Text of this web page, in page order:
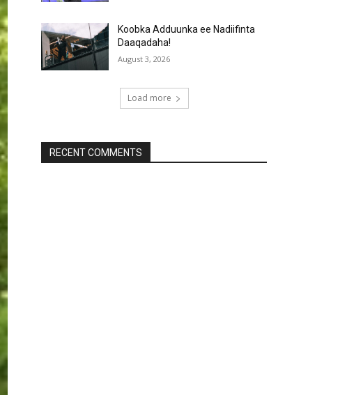
Koobka Adduunka ee Nadiifinta
Daaqadaha!
August 3, 2026
Load more
RECENT COMMENTS